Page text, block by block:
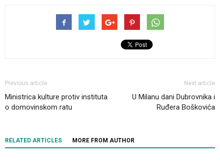
Previous article
Ministrica kulture protiv instituta
o domovinskom ratu
Next article
U Milanu dani Dubrovnika i
Ruđera Boškovića
RELATED ARTICLES MORE FROM AUTHOR